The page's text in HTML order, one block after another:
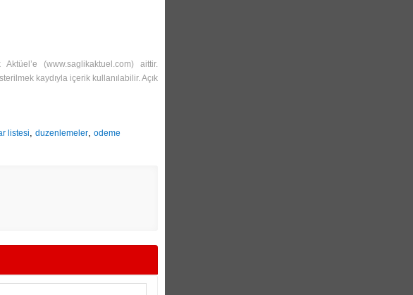
Aktüel’e (www.saglikaktuel.com) aittir.
kaydıyla içerik kullanılabilir. Açık
listesi,duzenlemeler,odeme